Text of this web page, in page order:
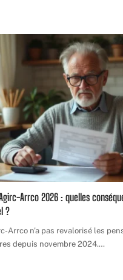
Arrco 2026 : quelles
?
Arrco n'a pas revalorisé les
depuis novembre 2024.…